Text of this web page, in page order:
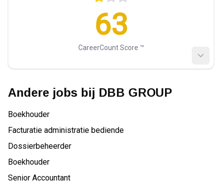
63
CareerCount Score ™️
Andere jobs bij DBB GROUP
Boekhouder
Facturatie administratie bediende
Dossierbeheerder
Boekhouder
Senior Accountant